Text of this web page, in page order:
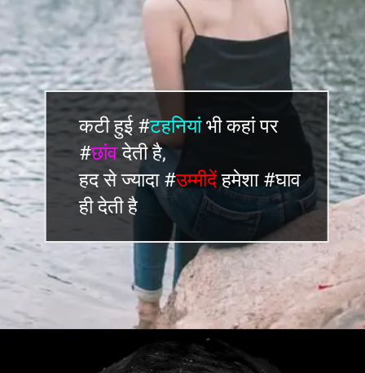
कटी हुई #टहनियांभी कहां पर
#छांवदेती है,
हद से ज्यादा #उम्मीदेंहमेशा #घाव
ही देती है